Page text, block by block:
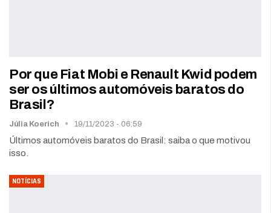
Por que Fiat Mobi e Renault Kwid podem
ser os últimos automóveis baratos do
Brasil?
Júlia Koerich 19/11/2023 - 06:59
Últimos automóveis baratos do Brasil: saiba o que motivou
isso.
NOTÍCIAS